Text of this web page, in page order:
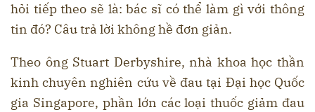
hỏi tiếp theo sẽ là: bác sĩ có thể làm gì với thông
tin đó? Câu trả lời không hề đơn giản.
Theo ông Stuart Derbyshire, nhà khoa học thần
kinh chuyên nghiên cứu về đau tại Đại học Quốc
gia Singapore, phần lớn các loại thuốc giảm đau